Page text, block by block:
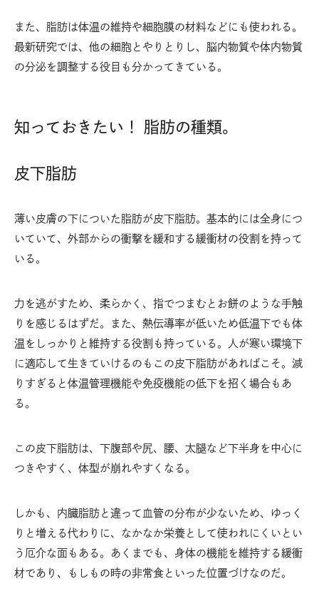
また、脂肪は体温の維持や細胞膜の材料などにも使われる。
最新研究では、他の細胞とやりとりし、脳内物質や体内物質
の分泌を調整する役目も分かってきている。
知っておきたい！ 脂肪の種類。
皮下脂肪
薄い皮膚の下についた脂肪が皮下脂肪。基本的には全身につ
いていて、外部からの衝撃を緩和する緩衝材の役割を持って
いる。
力を逃がすため、柔らかく、指でつまむとお餅のような手触
りを感じるはずだ。また、熱伝導率が低いため低温下でも体
温をしっかりと維持する役割も持っている。人が寒い環境下
に適応して生きていけるのもこの皮下脂肪があればこそ。減
りすぎると体温管理機能や免疫機能の低下を招く場合もあ
る。
この皮下脂肪は、下腹部や尻、腰、太腿など下半身を中心に
つきやすく、体型が崩れやすくなる。
しかも、内臓脂肪と違って血管の分布が少ないため、ゆっく
りと増える代わりに、なかなか栄養として使われにくいとい
う厄介な面もある。あくまでも、身体の機能を維持する緩衝
材であり、もしもの時の非常食といった位置づけなのだ。